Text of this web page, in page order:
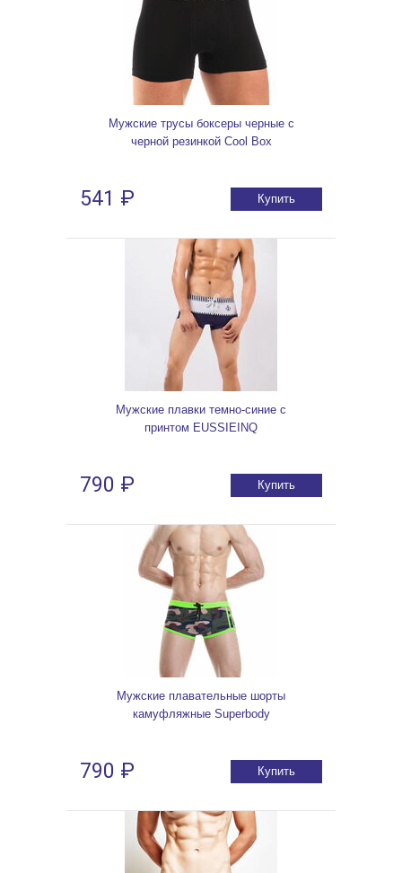
Мужские трусы боксеры черные с
черной резинкой Cool Box
541 ₽ Купить
Мужские плавки темно-синие с
принтом EUSSIEINQ
790 ₽ Купить
Мужские плавательные шорты
камуфляжные Superbody
790 ₽ Купить